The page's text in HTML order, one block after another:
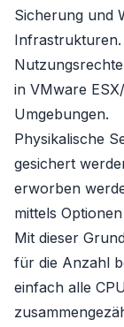
Sicherung und
Infrastrukturen.
in VMware
Umgebungen.
Physikalische
gesichert
erworben
mittels Optionen
Mit dieser
für die Anzahl
einfach alle